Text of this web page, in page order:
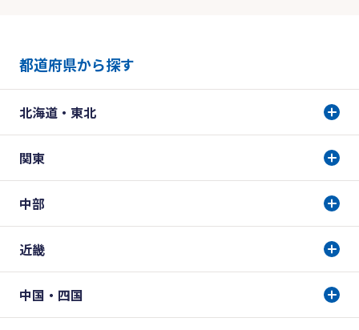
都道府県から探す
北海道・東北
関東
中部
近畿
中国・四国